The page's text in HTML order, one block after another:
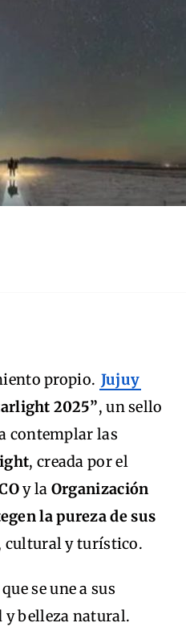
propio. Jujuy
2025”, un sello
contemplar las
, creada por el
y la Organización
la pureza de sus
cultural y turístico.
que se une a sus
y belleza natural.